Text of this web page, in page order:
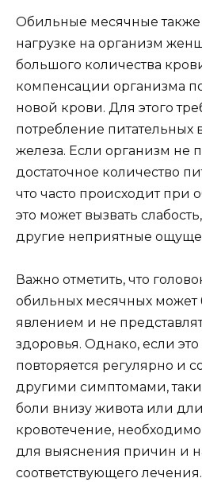
Обильные месячные также
нагрузке на организм
большого количества
компенсации организма
новой крови. Для этого
потребление питательных
железа. Если организм не
достаточное количество
что часто происходит при
это может вызвать
другие неприятные
Важно отметить, что
обильных месячных
явлением и не
здоровья. Однако, если это
повторяется регулярно и
другими симптомами,
боли внизу живота или
кровотечение, необходимо
для выяснения причин и
соответствующего лечения.